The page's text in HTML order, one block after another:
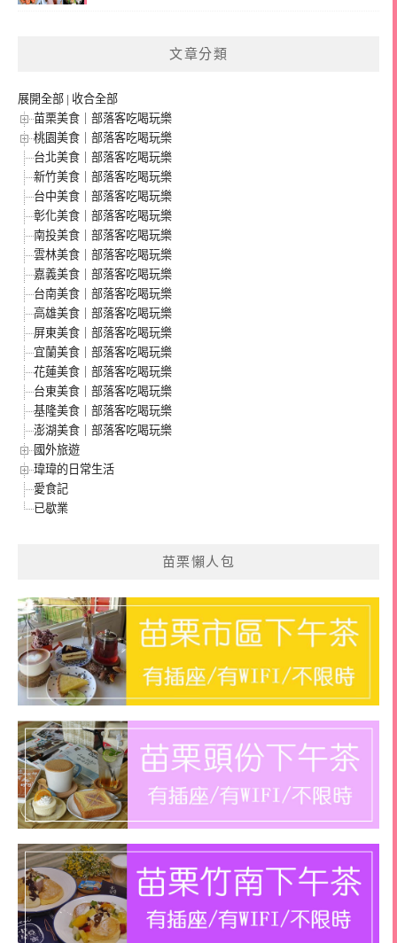
文章分類
展開全部 | 收合全部
苗栗美食｜部落客吃喝玩樂
桃園美食｜部落客吃喝玩樂
台北美食｜部落客吃喝玩樂
新竹美食｜部落客吃喝玩樂
台中美食｜部落客吃喝玩樂
彰化美食｜部落客吃喝玩樂
南投美食｜部落客吃喝玩樂
雲林美食｜部落客吃喝玩樂
嘉義美食｜部落客吃喝玩樂
台南美食｜部落客吃喝玩樂
高雄美食｜部落客吃喝玩樂
屏東美食｜部落客吃喝玩樂
宜蘭美食｜部落客吃喝玩樂
花蓮美食｜部落客吃喝玩樂
台東美食｜部落客吃喝玩樂
基隆美食｜部落客吃喝玩樂
澎湖美食｜部落客吃喝玩樂
國外旅遊
瑋瑋的日常生活
愛食記
已歇業
苗栗懶人包